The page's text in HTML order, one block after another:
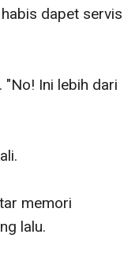
dapet servis
"No! Ini lebih dari
memori
lalu.